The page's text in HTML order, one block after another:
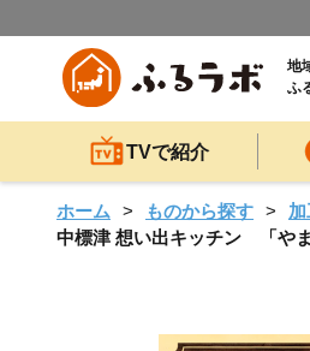
地
ふ
TVで紹介
ホーム ものから探す
中標津 想い出キッチン 「や